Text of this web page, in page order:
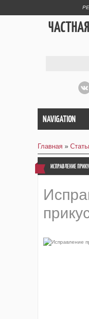
NAVIGATION
Главная »
ИСПРАВЛЕНИЕ